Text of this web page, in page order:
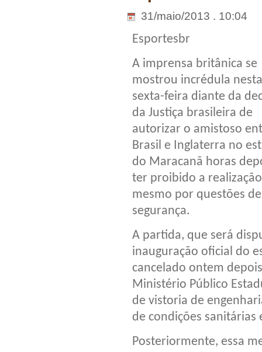
31/maio/2013 . 10:04
Esportesbr
A imprensa britânica se
mostrou incrédula nesta
sexta-feira diante da
da Justiça brasileira de
autorizar o amistoso
Brasil e Inglaterra no
do Maracanã horas
ter proibido a
mesmo por questões de
segurança.
A partida, que será
inauguração oficial do
cancelado ontem
Ministério Público
de vistoria de
de condições sanitárias
Posteriormente, essa